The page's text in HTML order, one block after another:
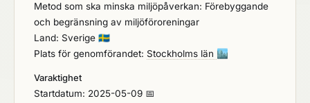
kommunikationsaktiviteter och grafisk produktion.
Metod som ska minska miljöpåverkan: Förebyggande
och begränsning av miljöföroreningar
Land: Sverige 🇸🇪
Plats för genomförandet: Stockholms län 🏙️
Varaktighet
Startdatum: 2025-05-09 📅